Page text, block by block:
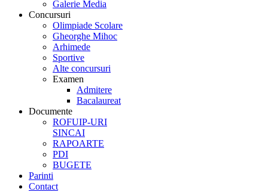
Galerie Media
Concursuri
Olimpiade Scolare
Gheorghe Mihoc
Arhimede
Sportive
Alte concursuri
Examen
Admitere
Bacalaureat
Documente
ROFUIP-URI
SINCAI
RAPOARTE
PDI
BUGETE
Parinti
Contact